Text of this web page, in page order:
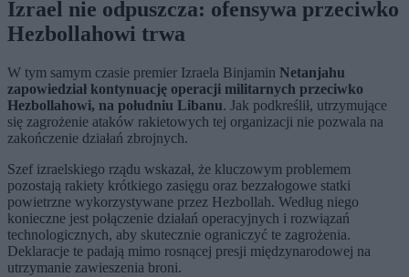
Izrael nie odpuszcza: ofensywa przeciwko
Hezbollahowi trwa
W tym samym czasie premier Izraela Binjamin Netanjahu
zapowiedział kontynuację operacji militarnych przeciwko
Hezbollahowi, na południu Libanu. Jak podkreślił, utrzymujące
się zagrożenie ataków rakietowych tej organizacji nie pozwala na
zakończenie działań zbrojnych.
Szef izraelskiego rządu wskazał, że kluczowym problemem
pozostają rakiety krótkiego zasięgu oraz bezzałogowe statki
powietrzne wykorzystywane przez Hezbollah. Według niego
konieczne jest połączenie działań operacyjnych i rozwiązań
technologicznych, aby skutecznie ograniczyć te zagrożenia.
Deklaracje te padają mimo rosnącej presji międzynarodowej na
utrzymanie zawieszenia broni.